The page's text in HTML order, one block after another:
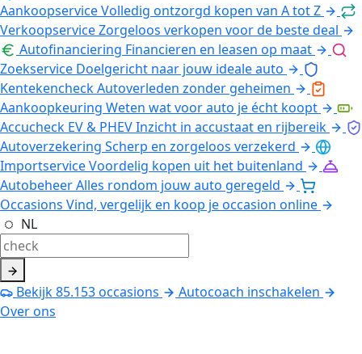
AankoopserviceVolledig ontzorgd kopen van A tot Z
VerkoopserviceZorgeloos verkopen voor de beste deal
Autofinanciering Financieren en leasen op maat
Zoekservice Doelgericht naar jouw ideale auto
KentekencheckAutoverleden zonder geheimen
Aankoopkeuring Weten wat voor auto je écht koopt
Accucheck EV & PHEVInzicht in accustaat en rijbereik
Autoverzekering Scherp en zorgeloos verzekerd
ImportserviceVoordelig kopen uit het buitenland
AutobeheerAlles rondom jouw auto geregeld
Occasions Vind, vergelijk en koop je occasion online
NL
Bekijk85.153occasions
Autocoach inschakelen
Over ons